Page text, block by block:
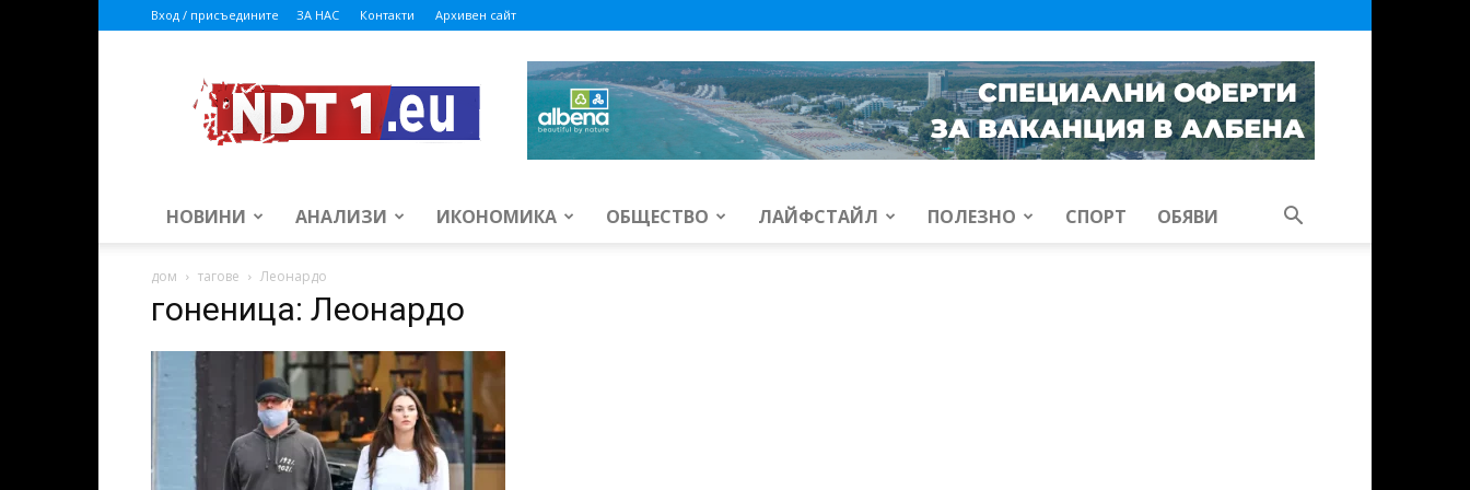
Вход / присъедините ЗА НАС Контакти Архивен сайт
НОВИНИ АНАЛИЗИ ИКОНОМИКА ОБЩЕСТВО ЛАЙФСТАЙЛ ПОЛЕЗНО СПОРТ ОБЯВИ
дом тагове Леонардо
гоненица: Леонардо